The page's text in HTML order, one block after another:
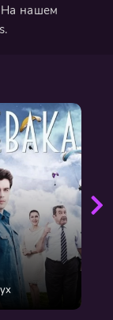
На нашем